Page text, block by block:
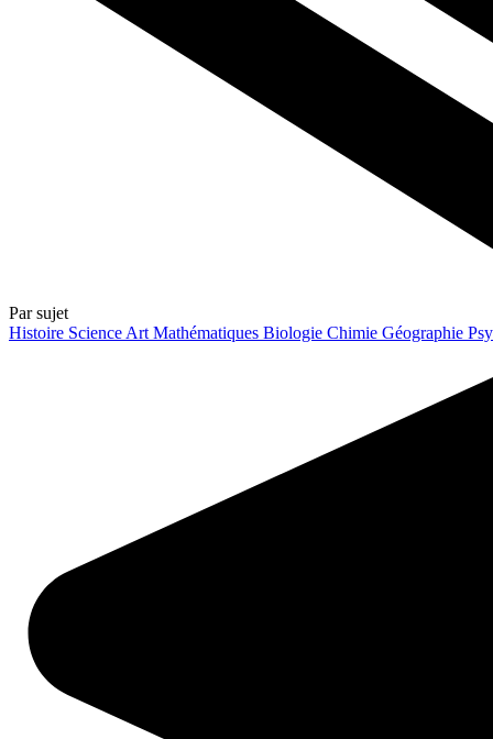
Par sujet
Histoire Science Art Mathématiques Biologie Chimie Géographie